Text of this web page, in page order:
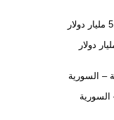
السورية